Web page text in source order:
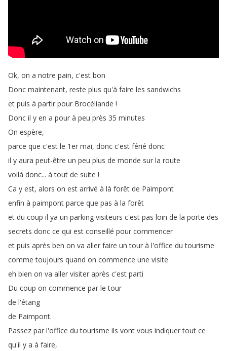
Ok, on a notre pain, c'est bon
Donc maintenant, reste plus qu'à faire les sandwichs
et puis à partir pour Brocéliande !
Donc il y en a pour à peu près 35 minutes
On espère,
parce que c'est le 1er mai, donc c'est férié donc
il y aura peut-être un peu plus de monde sur la route
voilà donc... à tout de suite !
Ca y est, alors on est arrivé à là forêt de Paimpont
enfin à paimpont parce que pas à la forêt
et du coup il ya un parking visiteurs c'est pas loin de la porte des
secrets donc ce qui est conseillé pour commencer
et puis après ben on va aller faire un tour à l'office du tourisme
comme toujours quand on commence une visite
eh bien on va aller visiter après c'est parti
Du coup on commence par le tour
de l'étang
de Paimpont.
Passez par l'office du tourisme ils vont vous indiquer tout ce
qu'il y a à faire,